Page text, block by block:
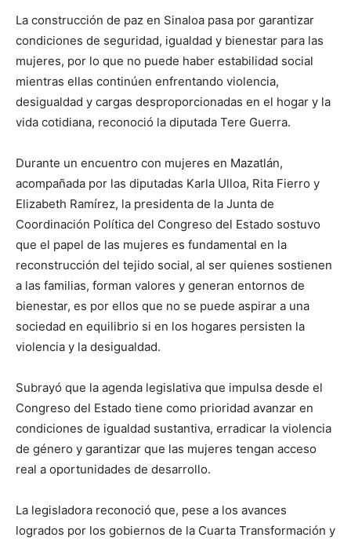
La construcción de paz en Sinaloa pasa por garantizar
condiciones de seguridad, igualdad y bienestar para las
mujeres, por lo que no puede haber estabilidad social
mientras ellas continúen enfrentando violencia,
desigualdad y cargas desproporcionadas en el hogar y la
vida cotidiana, reconoció la diputada Tere Guerra.
Durante un encuentro con mujeres en Mazatlán,
acompañada por las diputadas Karla Ulloa, Rita Fierro y
Elizabeth Ramírez, la presidenta de la Junta de
Coordinación Política del Congreso del Estado sostuvo
que el papel de las mujeres es fundamental en la
reconstrucción del tejido social, al ser quienes sostienen
a las familias, forman valores y generan entornos de
bienestar, es por ellos que no se puede aspirar a una
sociedad en equilibrio si en los hogares persisten la
violencia y la desigualdad.
Subrayó que la agenda legislativa que impulsa desde el
Congreso del Estado tiene como prioridad avanzar en
condiciones de igualdad sustantiva, erradicar la violencia
de género y garantizar que las mujeres tengan acceso
real a oportunidades de desarrollo.
La legisladora reconoció que, pese a los avances
logrados por los gobiernos de la Cuarta Transformación y